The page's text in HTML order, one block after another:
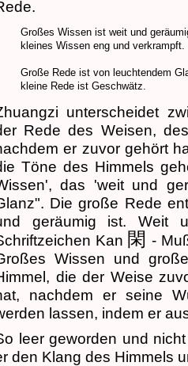
Großes Wissen ist weit und
kleines Wissen eng und verkrampft.
Große Rede ist von leuchtendem
kleine Rede ist Geschwätz.
unterscheidet
Rede des Weisen,
er zuvor gehört
Töne des Himmels
das 'weit und
Die große Rede
geräumig ist. Weit
Kan 閑 -
Wissen und
die der Weise
nachdem er seine
lassen, indem er
leer geworden und
den Klang des Himmels